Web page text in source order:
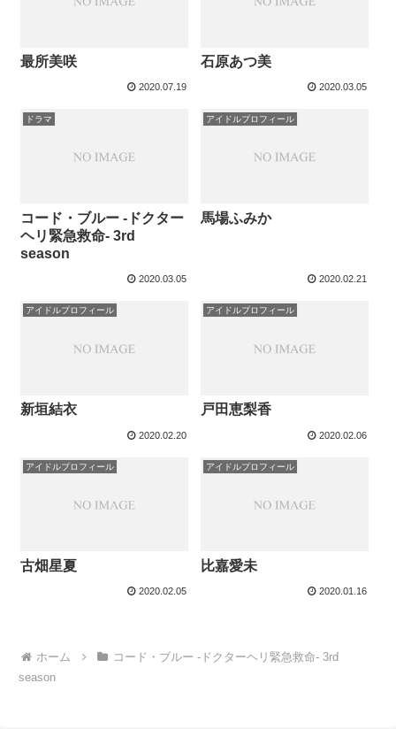
最所美咲
2020.07.19
石原あつ美
2020.03.05
ドラマ
コード・ブルー -ドクター
ヘリ緊急救命- 3rd
season
2020.03.05
アイドルプロフィール
馬場ふみか
2020.02.21
アイドルプロフィール
新垣結衣
2020.02.20
アイドルプロフィール
戸田恵梨香
2020.02.06
アイドルプロフィール
古畑星夏
2020.02.05
アイドルプロフィール
比嘉愛未
2020.01.16
ホーム
コード・ブルー -ドクターヘリ緊急救命- 3rd
season